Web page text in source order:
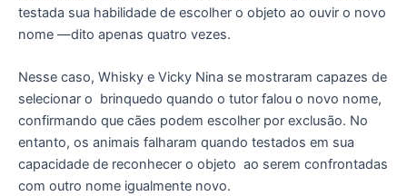
testada sua habilidade de escolher o objeto ao ouvir o novo
nome —dito apenas quatro vezes.
Nesse caso, Whisky e Vicky Nina se mostraram capazes de
selecionar o brinquedo quando o tutor falou o novo nome,
confirmando que cães podem escolher por exclusão. No
entanto, os animais falharam quando testados em sua
capacidade de reconhecer o objeto ao serem confrontadas
com outro nome igualmente novo.